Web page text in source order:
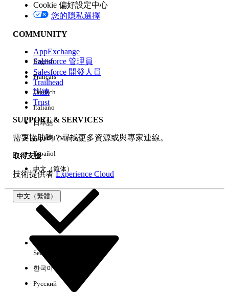
版本
經驗
Cookie 偏好設定中心
您的隱私選擇
COMMUNITY
AppExchange
Salesforce 管理員
Salesforce 開發人員
Trailhead
訓練
Trust
SUPPORT & SERVICES
需要協助嗎？尋找更多資源或與專家連線。
取得支援
技術提供者Experience Cloud
中文（繁體）
English
Français
Deutsch
Italiano
日本語
Español (México)
Español
中文（简体）
Select Org
한국어
Русский